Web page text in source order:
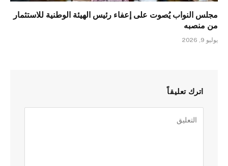
مجلس النواب يُصوت على إعفاء رئيس الهيئة الوطنية للاستثمار
من منصبه
يوليو 9, 2026
اترك تعليقاً